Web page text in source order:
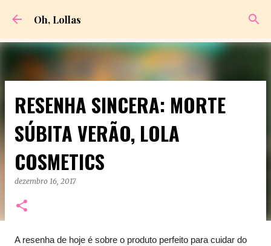
Oh, Lollas
RESENHA SINCERA: MORTE
SÚBITA VERÃO, LOLA
COSMETICS
dezembro 16, 2017
A resenha de hoje é sobre o produto perfeito para cuidar do